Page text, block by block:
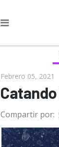
Febrero 05, 2021
Compartir por: